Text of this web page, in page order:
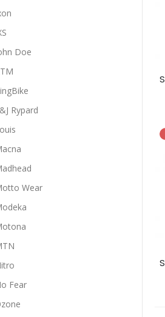
Doe
Rypard
Wear
Fear